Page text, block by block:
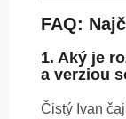
FAQ:
1. Aký je
a verziou
Čistý Ivan